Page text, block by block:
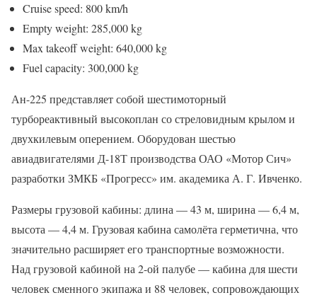
Cruise speed: 800 km/h
Empty weight: 285,000 kg
Max takeoff weight: 640,000 kg
Fuel capacity: 300,000 kg
Ан-225 представляет собой шестимоторный
турбореактивный высокоплан со стреловидным крылом и
двухкилевым оперением. Оборудован шестью
авиадвигателями Д-18Т производства ОАО «Мотор Сич»
разработки ЗМКБ «Прогресс» им. академика А. Г. Ивченко.
Размеры грузовой кабины: длина — 43 м, ширина — 6,4 м,
высота — 4,4 м. Грузовая кабина самолёта герметична, что
значительно расширяет его транспортные возможности.
Над грузовой кабиной на 2-ой палубе — кабина для шести
человек сменного экипажа и 88 человек, сопровождающих